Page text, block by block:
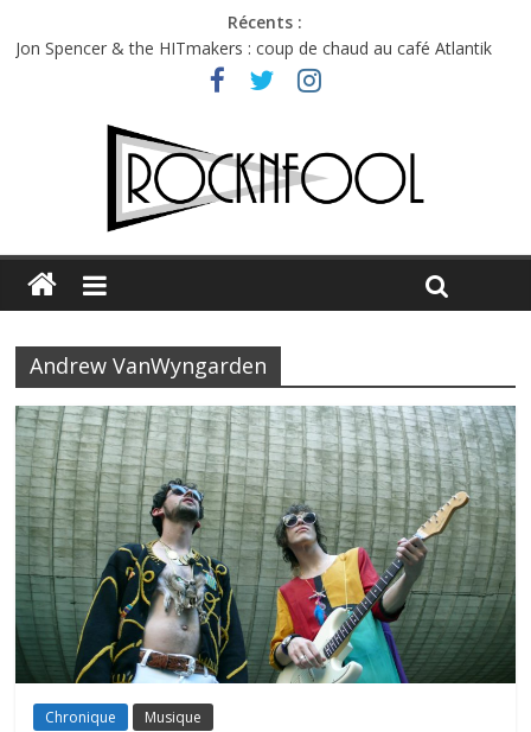
Récents :
Jon Spencer & the HITmakers : coup de chaud au café Atlantik
Hellfest 2026 vendredi : température et émotions en hausse
Hellfest 2026 jeudi : impossible de choisir entre chaleur et bonne
Première édition du Midgard Festival : entre bière, métal et
Charlie Puth à l’Olympia : la leçon de pop du Professeur Puth
Andrew VanWyngarden
Chronique Musique